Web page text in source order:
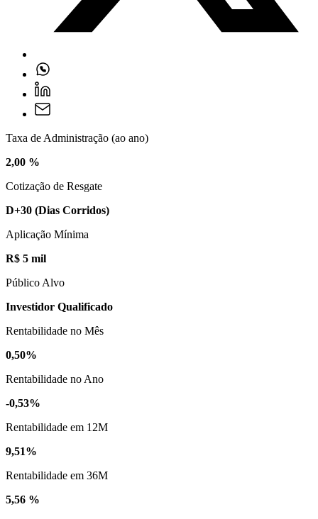
Taxa de Administração (ao ano)
2,00 %
Cotização de Resgate
D+30 (Dias Corridos)
Aplicação Mínima
R$ 5 mil
Público Alvo
Investidor Qualificado
Rentabilidade no Mês
0,50%
Rentabilidade no Ano
-0,53%
Rentabilidade em 12M
9,51%
Rentabilidade em 36M
5,56 %